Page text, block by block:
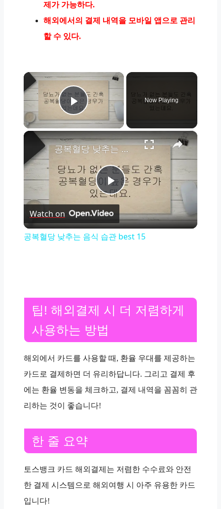
제가 가능하다.
해외에서의 결제 내역을 모바일 앱으로 관리
할 수 있다.
×
Play Video
Now Playing
×
Play
Video
공복혈당 낮추는 음식 습관 best 15
Watch on
공복혈당 낮추는 음식 습관 best 15
팁! 해외결제 시 더 저렴하게
사용하는 방법
해외에서 카드를 사용할 때, 환율 우대를 제공하는
카드로 결제하면 더 유리하답니다. 그리고 결제 후
에는 환율 변동을 체크하고, 결제 내역을 꼼꼼히 관
리하는 것이 좋습니다!
한 줄 요약
토스뱅크 카드 해외결제는 저렴한 수수료와 안전
한 결제 시스템으로 해외여행 시 아주 유용한 카드
입니다!